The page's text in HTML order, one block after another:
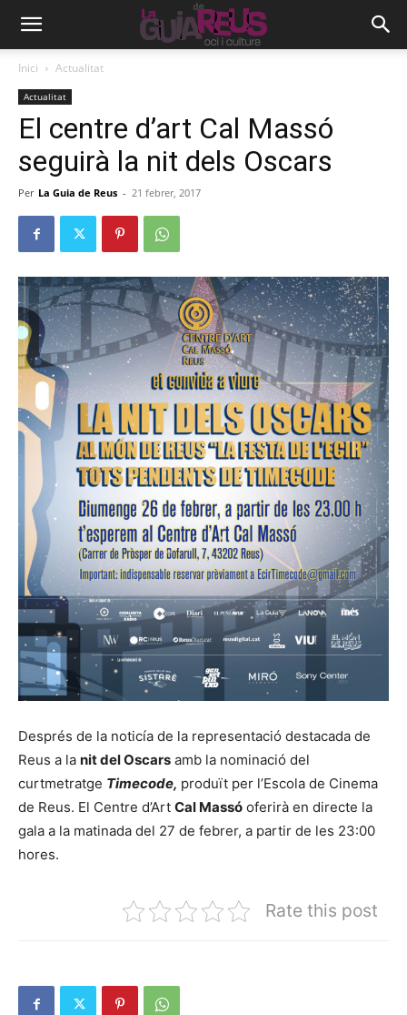
Inici Actualitat
Actualitat
El centre d’art Cal Massó
seguirà la nit dels Oscars
Per La Guia de Reus - 21 febrer, 2017
Després de la noticía de la representació destacada de
Reus a la nit del Oscars amb la nominació del
curtmetratge Timecode, produït per l’Escola de Cinema
de Reus. El Centre d’Art Cal Massó oferirà en directe la
gala a la matinada del 27 de febrer, a partir de les 23:00
hores.
Rate this post